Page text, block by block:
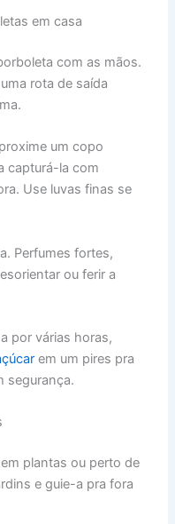
em casa
com as mãos.
rota de saída
um copo
capturá-la com
Use luvas finas se
Perfumes fortes,
ou ferir a
por várias horas,
em um pires pra
segurança.
plantas ou perto de
e guie-a pra fora